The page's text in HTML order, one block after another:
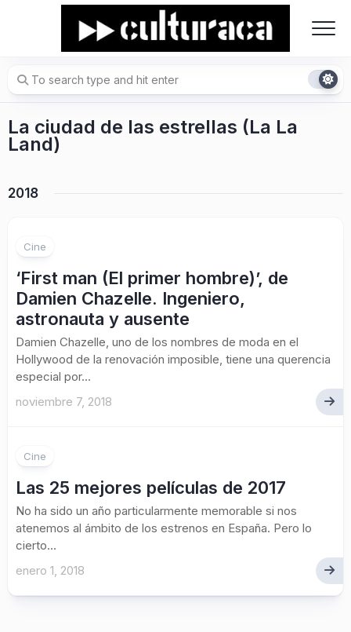
La ciudad de las estrellas (La La
Land)
2018
Cine
‘First man (El primer hombre)’, de
Damien Chazelle. Ingeniero,
astronauta y ausente
Damien Chazelle, uno de los nombres de moda en el
Hollywood de la renovación imposible, tiene una querencia
especial por...
noviembre 7, 2018
Cine
Las 25 mejores películas de 2017
No ha sido un año particularmente memorable si nos
atenemos al ámbito de los estrenos en España. Pero lo
cierto...
enero 1, 2018